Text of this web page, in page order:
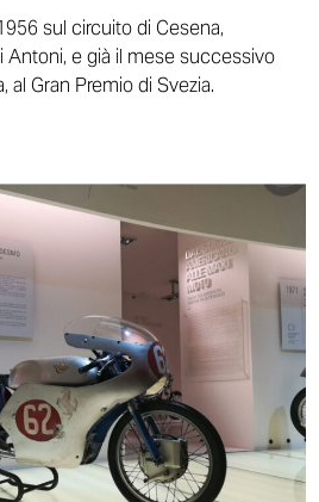
sul circuito di Cesena,
Antoni, e già il mese successivo
al Gran Premio di Svezia.